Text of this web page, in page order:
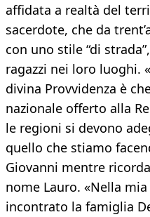
affidata a realtà del
sacerdote, che da
con uno stile “di
ragazzi nei loro luoghi.
divina Provvidenza è
nazionale offerto alla
le regioni si devono
quello che stiamo
Giovanni mentre
nome Lauro. «Nella
incontrato la famiglia